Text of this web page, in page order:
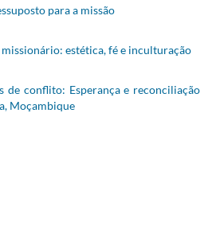
para a missão
estética, fé e inculturação
de conflito: Esperança e reconciliação
Moçambique